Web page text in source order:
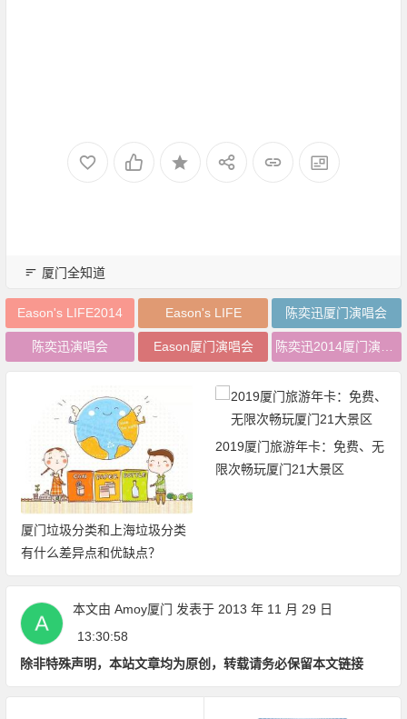
厦门全知道
Eason's LIFE2014 Eason's LIFE 陈奕迅厦门演唱会
陈奕迅演唱会 Eason厦门演唱会
厦门垃圾分类和上海垃圾分类
有什么差异点和优缺点？
2019厦门旅游年卡：免费、无
限次畅玩厦门21大景区
本文由 Amoy厦门 发表于 2013 年 11 月 29 日
13:30:58
除非特殊声明，本站文章均为原创，转载请务必保留本文链接